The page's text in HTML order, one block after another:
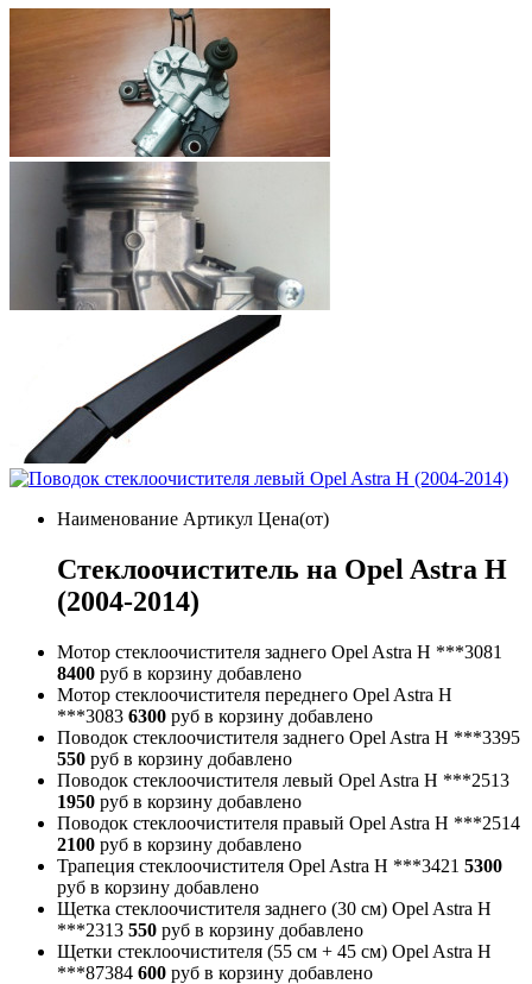
Наименование Артикул Цена(от)
Стеклоочиститель на Opel Astra H
(2004-2014)
Мотор стеклоочистителя заднего Opel Astra H ***3081
8400 руб в корзину добавлено
Мотор стеклоочистителя переднего Opel Astra H
***3083 6300 руб в корзину добавлено
Поводок стеклоочистителя заднего Opel Astra H ***3395
550 руб в корзину добавлено
Поводок стеклоочистителя левый Opel Astra H ***2513
1950 руб в корзину добавлено
Поводок стеклоочистителя правый Opel Astra H ***2514
2100 руб в корзину добавлено
Трапеция стеклоочистителя Opel Astra H ***3421 5300
руб в корзину добавлено
Щетка стеклоочистителя заднего (30 см) Opel Astra H
***2313 550 руб в корзину добавлено
Щетки стеклоочистителя (55 см + 45 см) Opel Astra H
***87384 600 руб в корзину добавлено